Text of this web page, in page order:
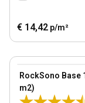
€ 14,42 p/m²
RockSono Base
m2)
View product